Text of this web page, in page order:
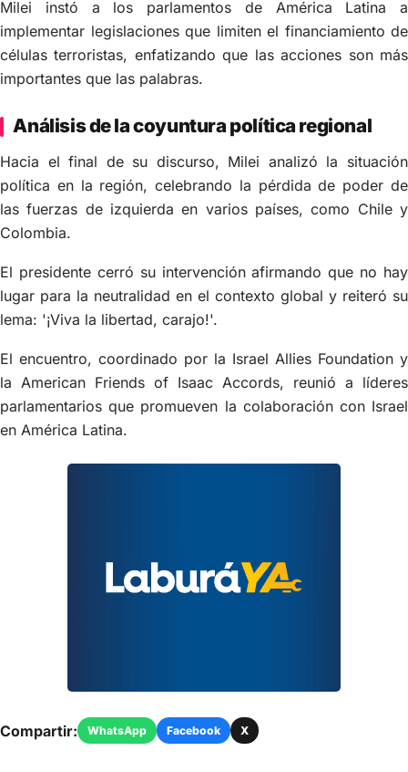
Milei instó a los parlamentos de América Latina a
implementar legislaciones que limiten el financiamiento de
células terroristas, enfatizando que las acciones son más
importantes que las palabras.
Análisis de la coyuntura política regional
Hacia el final de su discurso, Milei analizó la situación
política en la región, celebrando la pérdida de poder de
las fuerzas de izquierda en varios países, como Chile y
Colombia.
El presidente cerró su intervención afirmando que no hay
lugar para la neutralidad en el contexto global y reiteró su
lema: '¡Viva la libertad, carajo!'.
El encuentro, coordinado por la Israel Allies Foundation y
la American Friends of Isaac Accords, reunió a líderes
parlamentarios que promueven la colaboración con Israel
en América Latina.
Compartir: WhatsApp Facebook X